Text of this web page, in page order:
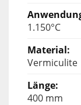
1.150°C
Vermiculite
400 mm